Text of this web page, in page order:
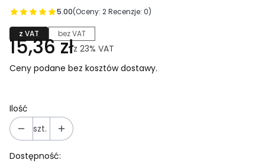
5.00(Oceny: 2 Recenzje: 0)
z VAT bez VAT
15,36 złz 23% VAT
Ceny podane bez kosztów dostawy.
Ilość
szt.
Dostępność: